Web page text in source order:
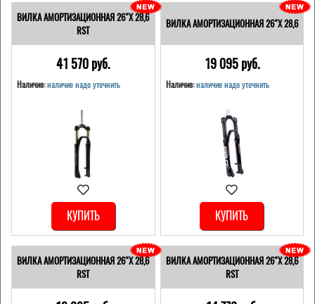
ВИЛКА АМОРТИЗАЦИОННАЯ 26"Х 28,6
RST
41 570 pуб.
Наличие:наличие надо уточнить
КУПИТЬ
ВИЛКА АМОРТИЗАЦИОННАЯ 26"Х 28,6
19 095 pуб.
Наличие: наличие надо уточнить
КУПИТЬ
ВИЛКА АМОРТИЗАЦИОННАЯ 26"Х 28,6
RST
ВИЛКА АМОРТИЗАЦИОННАЯ 26"Х 28,6
RST